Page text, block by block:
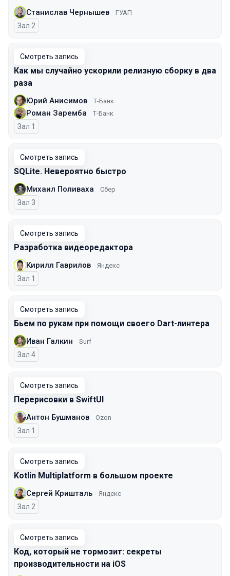
Станислав Чернышев ГУАП
Зал 2
Смотреть запись
Как мы случайно ускорили релизную сборку в два
раза
Юрий Анисимов Т-Банк
Роман Заремба Т-Банк
Зал 1
Смотреть запись
SQLite. Невероятно быстро
Михаил Поливаха Сбер
Зал 3
Смотреть запись
Разработка видеоредактора
Кирилл Гаврилов Яндекс
Зал 1
Смотреть запись
Бьем по рукам при помощи своего Dart-линтера
Иван Галкин Surf
Зал 4
Смотреть запись
Перерисовки в SwiftUI
Антон Бушманов Ozon
Зал 1
Смотреть запись
Kotlin Multiplatform в большом проекте
Сергей Кришталь Яндекс
Зал 2
Смотреть запись
Код, который не тормозит: секреты
производительности на iOS